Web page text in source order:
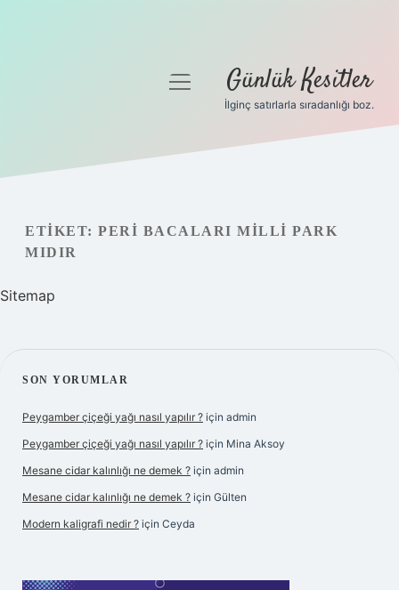
Hakkımızda
menüyü
Günlük Kesitler
İlginç satırlarla sıradanlığı boz.
ETIKET: PERI BACALARI MILLI PARK
MIDIR
Sitemap
SIDEBAR
SON YORUMLAR
Peygamber çiçeği yağı nasıl yapılır ? için admin
Peygamber çiçeği yağı nasıl yapılır ? için Mina Aksoy
Mesane cidar kalınlığı ne demek ? için admin
Mesane cidar kalınlığı ne demek ? için Gülten
Modern kaligrafi nedir ? için Ceyda